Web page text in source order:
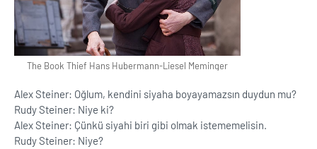
The Book Thief Hans Hubermann-Liesel Meminger
Alex Steiner: Oğlum, kendini siyaha boyayamazsın duydun mu?
Rudy Steiner: Niye ki?
Alex Steiner: Çünkü siyahi biri gibi olmak istememelisin.
Rudy Steiner: Niye?